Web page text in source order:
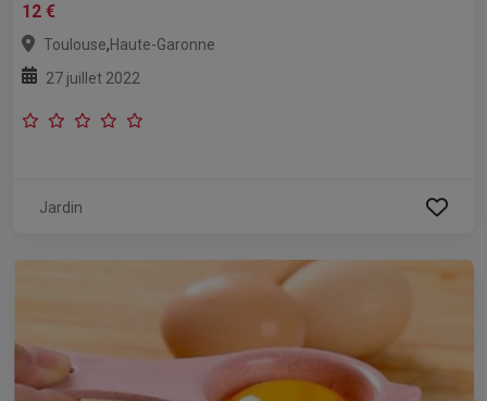
12 €
Toulouse,Haute-Garonne
27 juillet 2022
Jardin